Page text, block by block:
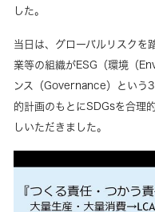
した。
当日は、グローバルリスクを
業等の組織がESG（環境（
ンス（Governance）という
的計画のもとにSDGsを合理
しいただきました。